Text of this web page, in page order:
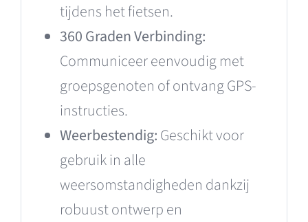
tijdens het fietsen.
360 Graden Verbinding:
Communiceer eenvoudig met
groepsgenoten of ontvang GPS-
instructies.
Weerbestendig:Geschikt voor
gebruik in alle
weersomstandigheden dankzij
robuust ontwerp en